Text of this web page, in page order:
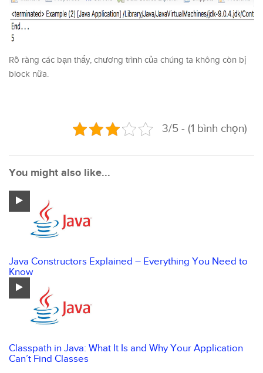
Rõ ràng các bạn thấy, chương trình của chúng ta không còn bị
block nữa.
3/5 - (1 bình chọn)
You might also like...
Java Constructors Explained – Everything You Need to
Know
Classpath in Java: What It Is and Why Your Application
Can’t Find Classes